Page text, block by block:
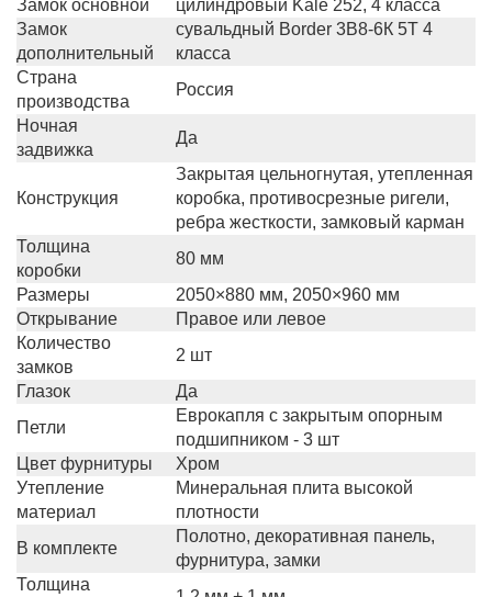
Замок основной
цилиндровый Kale 252, 4 класса
Замок
дополнительный
сувальдный Border 3В8-6К 5Т 4
класса
Страна
производства
Россия
Ночная
задвижка
Да
Конструкция
Закрытая цельногнутая, утепленная
коробка, противосрезные ригели,
ребра жесткости, замковый карман
Толщина
коробки
80 мм
Размеры
2050×880 мм, 2050×960 мм
Открывание
Правое или левое
Количество
замков
2 шт
Глазок
Да
Петли
Еврокапля с закрытым опорным
подшипником - 3 шт
Цвет фурнитуры
Хром
Утепление
материал
Минеральная плита высокой
плотности
В комплекте
Полотно, декоративная панель,
фурнитура, замки
Толщина